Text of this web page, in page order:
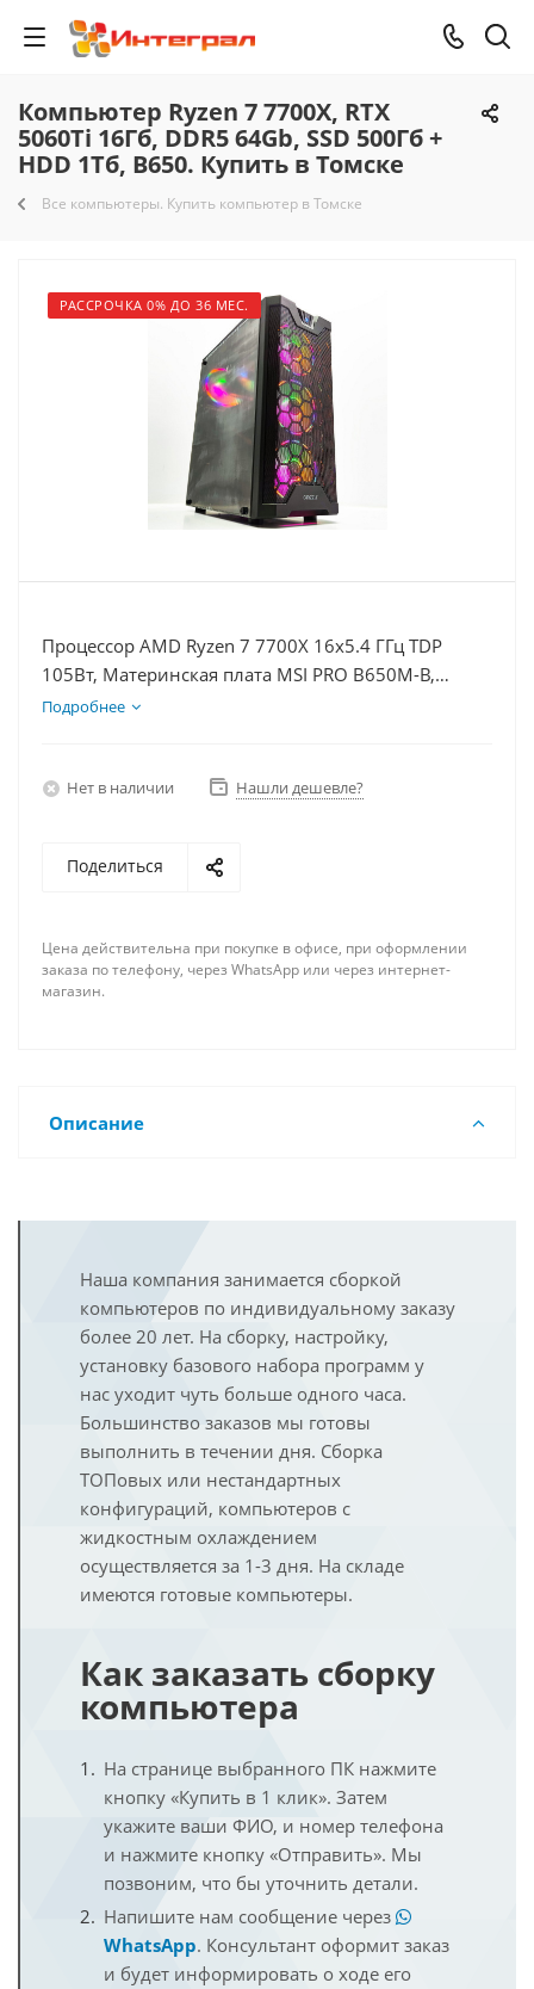
Компьютер Ryzen 7 7700X, RTX
5060Ti 16Гб, DDR5 64Gb, SSD 500Гб +
HDD 1Тб, B650. Купить в Томске
Все компьютеры. Купить компьютер в Томске
РАССРОЧКА 0% ДО 36 МЕС.
Процессор AMD Ryzen 7 7700X 16x5.4 ГГц TDP
105Вт, Материнская плата MSI PRO B650M-B,
Видеокарта RTX 5060Ti 16Гб, Память DDR5 64Gb,
Подробнее
Нет в наличии Нашли дешевле?
Поделиться
Цена действительна при покупке в офисе, при оформлении
заказа по телефону, через WhatsApp или через интернет-
магазин.
Описание
Наша компания занимается сборкой
компьютеров по индивидуальному заказу
более 20 лет. На сборку, настройку,
установку базового набора программ у
нас уходит чуть больше одного часа.
Большинство заказов мы готовы
выполнить в течении дня. Сборка
ТОПовых или нестандартных
конфигураций, компьютеров с
жидкостным охлаждением
осуществляется за 1-3 дня. На складе
имеются готовые компьютеры.
Как заказать сборку
компьютера
На странице выбранного ПК нажмите
кнопку «Купить в 1 клик». Затем
укажите ваши ФИО, и номер телефона
и нажмите кнопку «Отправить». Мы
позвоним, что бы уточнить детали.
Напишите нам сообщение через
WhatsApp. Консультант оформит заказ
и будет информировать о ходе его